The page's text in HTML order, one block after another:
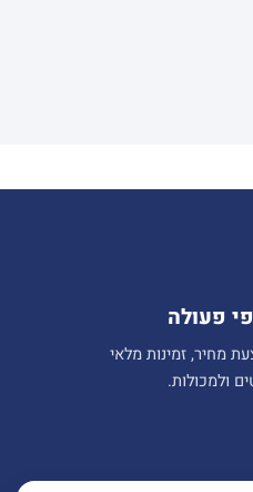
פעולה
מחיר, זמינות מלאי
ולמכולות.